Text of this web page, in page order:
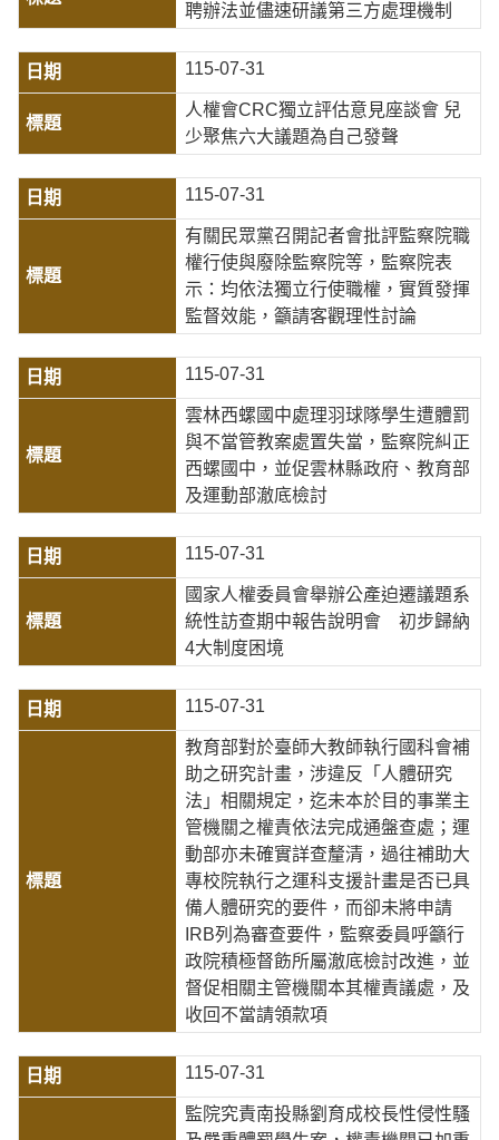
聘辦法並儘速研議第三方處理機制
115-07-31
人權會CRC獨立評估意見座談會 兒
少聚焦六大議題為自己發聲
115-07-31
有關民眾黨召開記者會批評監察院職
權行使與廢除監察院等，監察院表
示：均依法獨立行使職權，實質發揮
監督效能，籲請客觀理性討論
115-07-31
雲林西螺國中處理羽球隊學生遭體罰
與不當管教案處置失當，監察院糾正
西螺國中，並促雲林縣政府、教育部
及運動部澈底檢討
115-07-31
國家人權委員會舉辦公產迫遷議題系
統性訪查期中報告說明會 初步歸納
4大制度困境
115-07-31
教育部對於臺師大教師執行國科會補
助之研究計畫，涉違反「人體研究
法」相關規定，迄未本於目的事業主
管機關之權責依法完成通盤查處；運
動部亦未確實詳查釐清，過往補助大
專校院執行之運科支援計畫是否已具
備人體研究的要件，而卻未將申請
IRB列為審查要件，監察委員呼籲行
政院積極督飭所屬澈底檢討改進，並
督促相關主管機關本其權責議處，及
收回不當請領款項
115-07-31
監院究責南投縣劉育成校長性侵性騷